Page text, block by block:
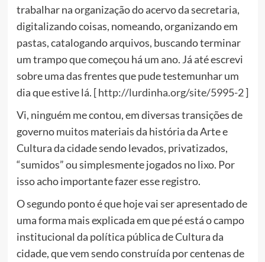
trabalhar na organização do acervo da secretaria,
digitalizando coisas, nomeando, organizando em
pastas, catalogando arquivos, buscando terminar
um trampo que começou há um ano. Já até escrevi
sobre uma das frentes que pude testemunhar um
dia que estive lá. [http://lurdinha.org/site/5995-2]
Vi, ninguém me contou, em diversas transições de
governo muitos materiais da história da Arte e
Cultura da cidade sendo levados, privatizados,
“sumidos” ou simplesmente jogados no lixo. Por
isso acho importante fazer esse registro.
O segundo ponto é que hoje vai ser apresentado de
uma forma mais explicada em que pé está o campo
institucional da política pública de Cultura da
cidade, que vem sendo construída por centenas de